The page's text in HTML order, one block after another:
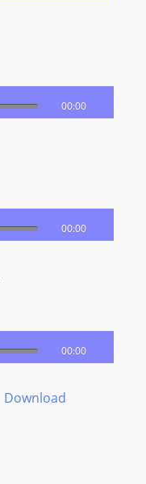
00:00
00:00
00:00
Download